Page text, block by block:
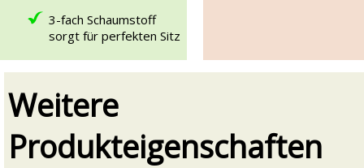
3-fach Schaumstoff
sorgt für perfekten Sitz
Weitere
Produkteigenschaften